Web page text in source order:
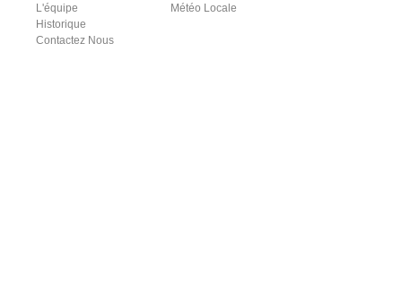
L'équipe
Historique
Contactez Nous
Météo Locale